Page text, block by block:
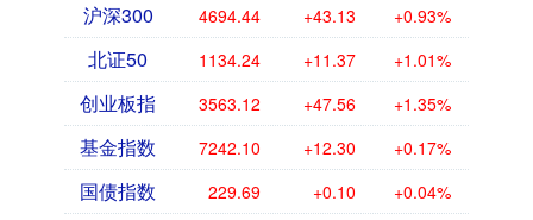
沪深300 4694.44 +43.13 +0.93%
北证50 1134.24 +11.37 +1.01%
创业板指 3563.12 +47.56 +1.35%
基金指数 7242.10 +12.30 +0.17%
国债指数 229.69 +0.10 +0.04%